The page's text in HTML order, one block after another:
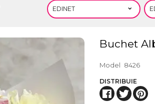
Buchet
Model 8426
DISTRIBUIE